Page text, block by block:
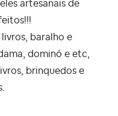
artesanais de
livros, baralho e
dominó e etc,
brinquedos e